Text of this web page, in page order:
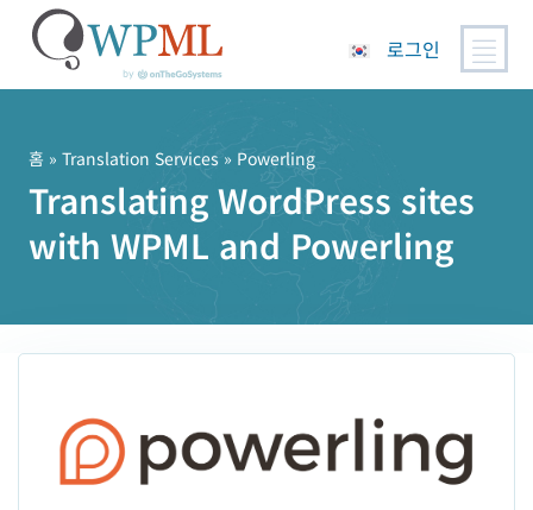
로그인
홈 » Translation Services » Powerling
Translating WordPress sites
with WPML and Powerling